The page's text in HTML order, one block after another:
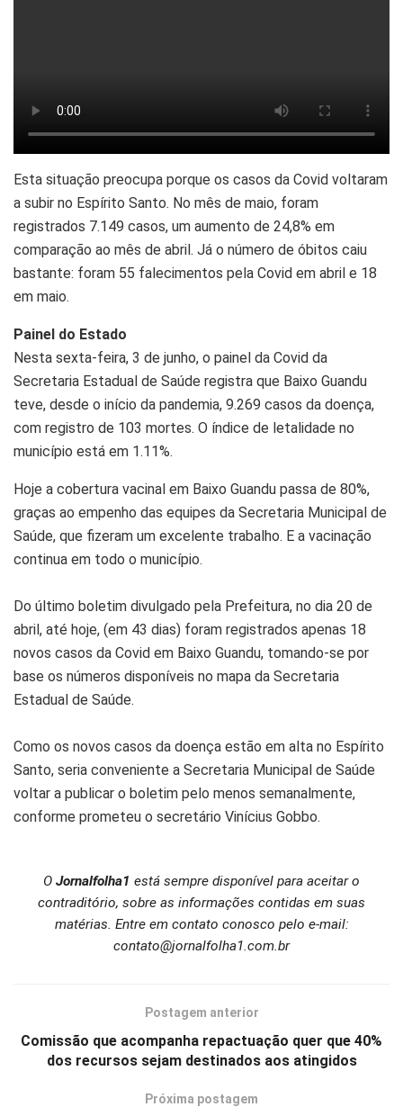
Esta situação preocupa porque os casos da Covid voltaram
a subir no Espírito Santo. No mês de maio, foram
registrados 7.149 casos, um aumento de 24,8% em
comparação ao mês de abril. Já o número de óbitos caiu
bastante: foram 55 falecimentos pela Covid em abril e 18
em maio.
Painel do Estado
Nesta sexta-feira, 3 de junho, o painel da Covid da
Secretaria Estadual de Saúde registra que Baixo Guandu
teve, desde o início da pandemia, 9.269 casos da doença,
com registro de 103 mortes. O índice de letalidade no
município está em 1.11%.
Hoje a cobertura vacinal em Baixo Guandu passa de 80%,
graças ao empenho das equipes da Secretaria Municipal de
Saúde, que fizeram um excelente trabalho. E a vacinação
continua em todo o município.
Do último boletim divulgado pela Prefeitura, no dia 20 de
abril, até hoje, (em 43 dias) foram registrados apenas 18
novos casos da Covid em Baixo Guandu, tomando-se por
base os números disponíveis no mapa da Secretaria
Estadual de Saúde.
Como os novos casos da doença estão em alta no Espírito
Santo, seria conveniente a Secretaria Municipal de Saúde
voltar a publicar o boletim pelo menos semanalmente,
conforme prometeu o secretário Vinícius Gobbo.
O Jornalfolha1 está sempre disponível para aceitar o
contraditório, sobre as informações contidas em suas
matérias. Entre em contato conosco pelo e-mail:
contato@jornalfolha1.com.br
Postagem anterior
Comissão que acompanha repactuação quer que 40%
dos recursos sejam destinados aos atingidos
Próxima postagem